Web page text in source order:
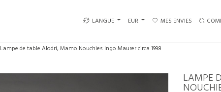
LANGUE EUR MES ENVIES
Lampe de table Alodri, Mamo Nouchies Ingo Maurer circa 1998
LAMPE